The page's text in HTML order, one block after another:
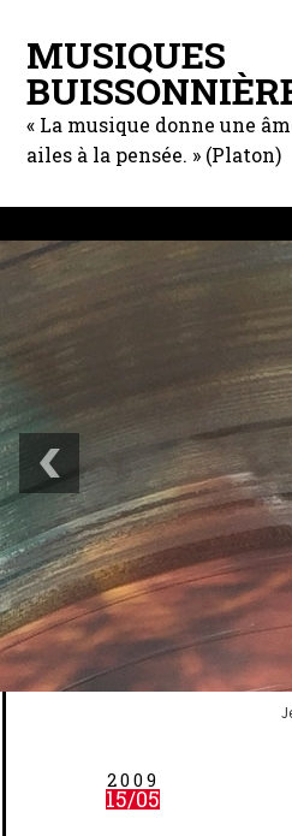
MUSIQUES
« La musique donne une
ailes à la pensée. » (Platon)
2009
15/05